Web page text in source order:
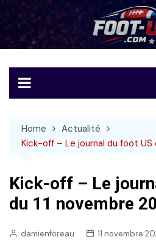
to
content
Le football américain en français
Home
Actualité
Kick-off – Le journal du foot US
Kick-off – Le
du 11 novembre
damienforeau 11 novembre